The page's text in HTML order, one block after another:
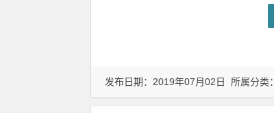
发布日期：2019年07月02日 所属分类：